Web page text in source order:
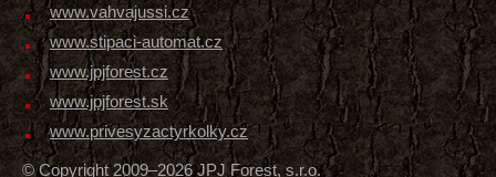
www.vahvajussi.cz
www.stipaci-automat.cz
www.jpjforest.cz
www.jpjforest.sk
www.privesyzactyrkolky.cz
© Copyright 2009–2026 JPJ Forest, s.r.o.